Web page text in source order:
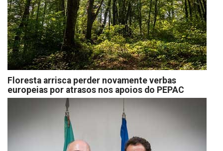
Floresta arrisca perder novamente verbas
europeias por atrasos nos apoios do PEPAC